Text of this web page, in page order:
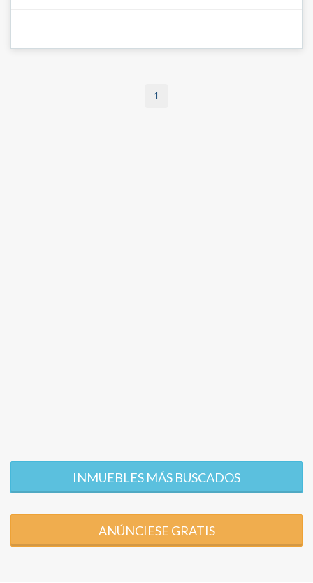
1
INMUEBLES MÁS BUSCADOS
ANÚNCIESE GRATIS